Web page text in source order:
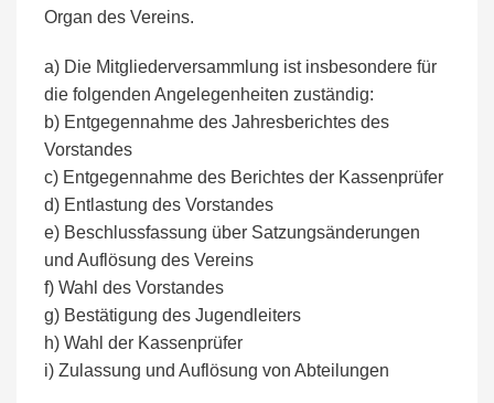
Organ des Vereins.
a) Die Mitgliederversammlung ist insbesondere für
die folgenden Angelegenheiten zuständig:
b) Entgegennahme des Jahresberichtes des
Vorstandes
c) Entgegennahme des Berichtes der Kassenprüfer
d) Entlastung des Vorstandes
e) Beschlussfassung über Satzungsänderungen
und Auflösung des Vereins
f) Wahl des Vorstandes
g) Bestätigung des Jugendleiters
h) Wahl der Kassenprüfer
i) Zulassung und Auflösung von Abteilungen